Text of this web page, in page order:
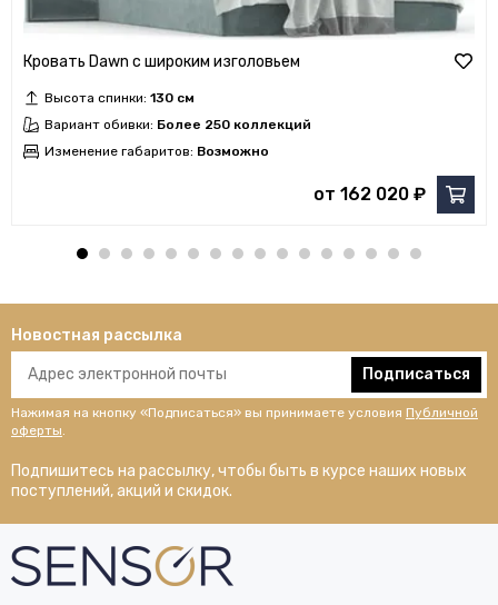
Кровать Dawn с широким изголовьем
Высота спинки: 130 см
Вариант обивки: Более 250 коллекций
Изменение габаритов: Возможно
от 162 020 ₽
Новостная рассылка
Подписаться
Нажимая на кнопку «Подписаться» вы принимаете условия Публичной
оферты
Подпишитесь на рассылку, чтобы быть в курсе наших новых
поступлений, акций и скидок.